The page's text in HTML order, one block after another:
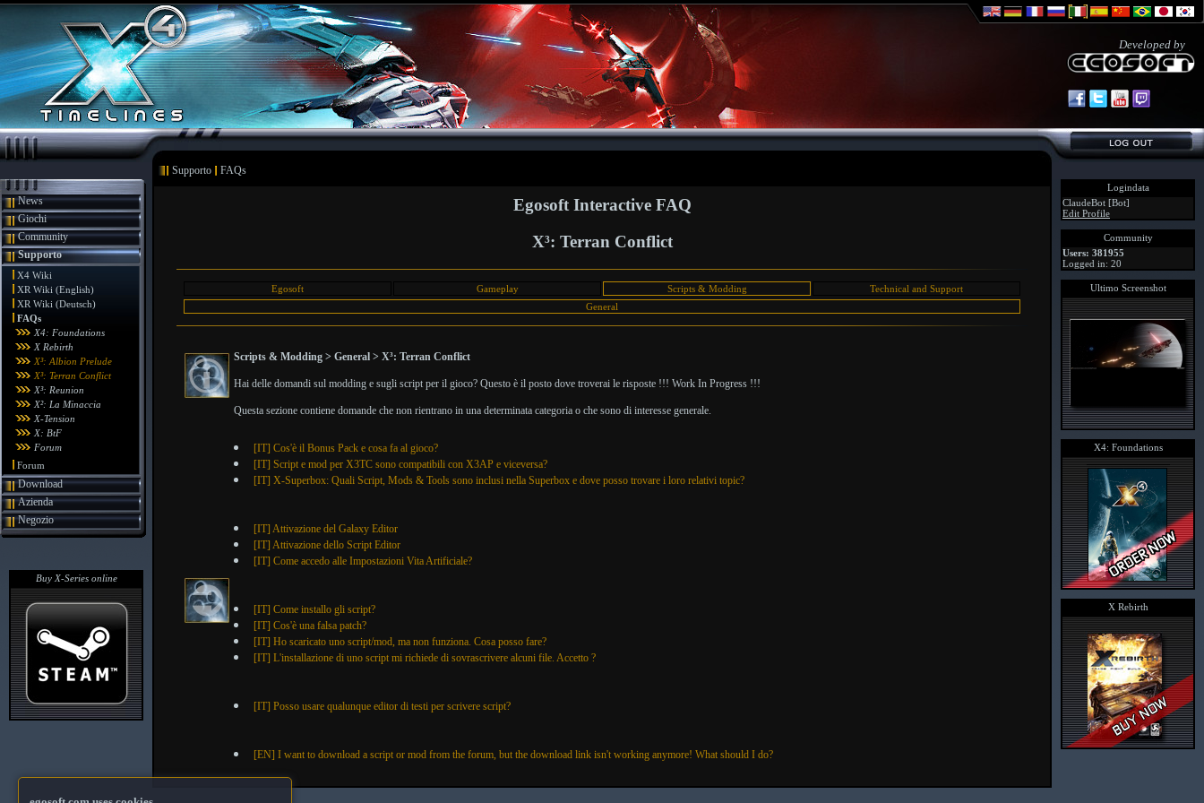
Developed by
Supporto FAQs
News
Giochi
Community
Supporto
X4 Wiki
XR Wiki (English)
XR Wiki (Deutsch)
FAQs
X4: Foundations
X Rebirth
X³: Albion Prelude
X³: Terran Conflict
X³: Reunion
X²: La Minaccia
X-Tension
X: BtF
Forum
Forum
Download
Azienda
Negozio
Buy X-Series online
Egosoft Interactive FAQ
X³: Terran Conflict
Egosoft Gameplay Scripts & Modding
Technical and Support
General
Scripts & Modding > General > X³: Terran Conflict
Hai delle domandi sul modding e sugli script per il gioco? Questo è il posto dove troverai le risposte !!! Work In Progress !!!
Questa sezione contiene domande che non rientrano in una determinata categoria o che sono di interesse generale.
[IT] Cos'è il Bonus Pack e cosa fa al gioco?
[IT] Script e mod per X3TC sono compatibili con X3AP e viceversa?
[IT] X-Superbox: Quali Script, Mods & Tools sono inclusi nella Superbox e dove posso trovare i loro relativi topic?
[IT] Attivazione del Galaxy Editor
[IT] Attivazione dello Script Editor
[IT] Come accedo alle Impostazioni Vita Artificiale?
[IT] Come installo gli script?
[IT] Cos'è una falsa patch?
[IT] Ho scaricato uno script/mod, ma non funziona. Cosa posso fare?
[IT] L'installazione di uno script mi richiede di sovrascrivere alcuni file. Accetto ?
[IT] Posso usare qualunque editor di testi per scrivere script?
[EN] I want to download a script or mod from the forum, but the download link isn't working anymore! What should I do?
Logindata
ClaudeBot [Bot]
Edit Profile
Community
Users: 381955
Logged in: 20
Ultimo Screenshot
X4: Foundations
X Rebirth